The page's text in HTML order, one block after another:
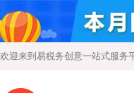
欢迎来到易税务创意一站式服务